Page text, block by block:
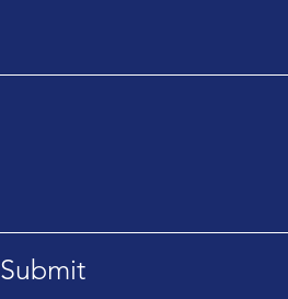
Submit